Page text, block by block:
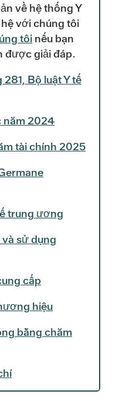
về hệ thống Y
với chúng tôi
tôi nếu bạn
được giải đáp.
Bộ luật Y tế
năm 2024
tài chính 2025
trung ương
sử dụng
cấp
hiệu
bằng chăm